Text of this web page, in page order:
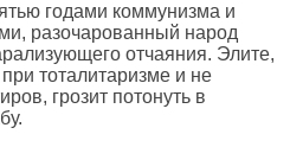
годами коммунизма и
разочарованный народ
отчаяния. Элите,
тоталитаризме и не
грозит потонуть в